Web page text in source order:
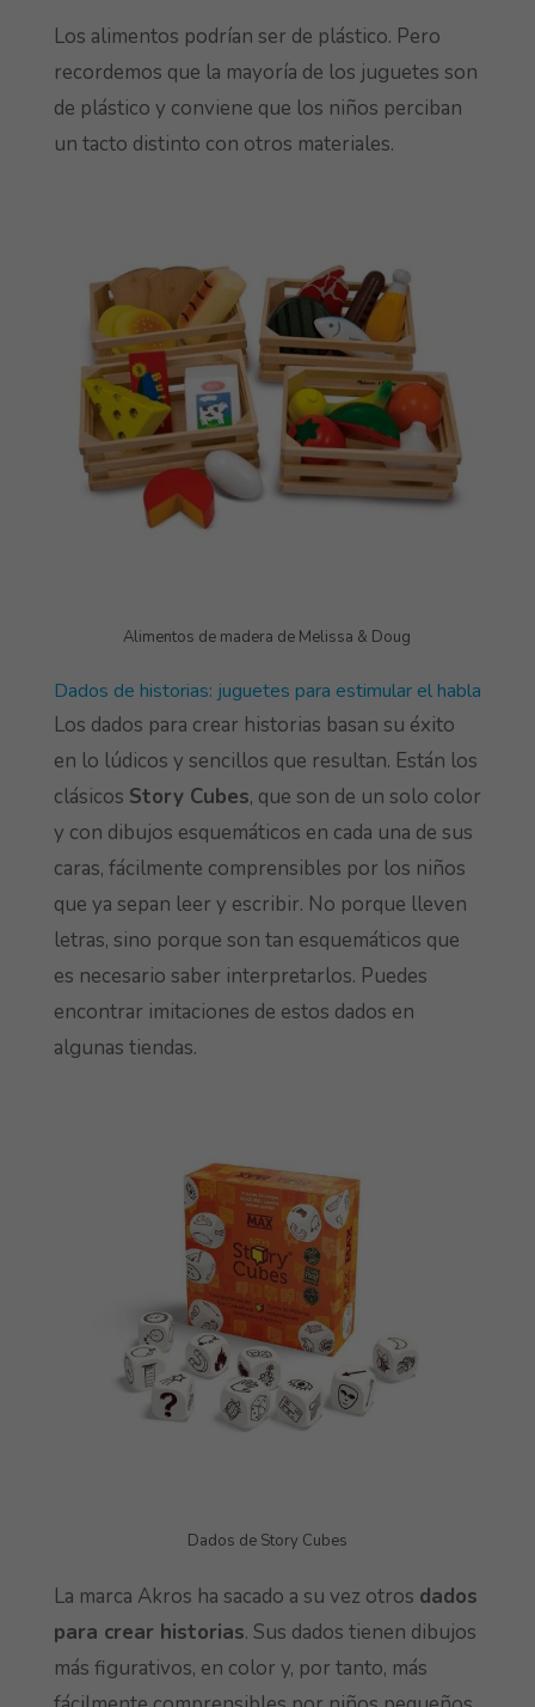
Los alimentos podrían ser de plástico. Pero
recordemos que la mayoría de los juguetes son
de plástico y conviene que los niños perciban
un tacto distinto con otros materiales.
Alimentos de madera de Melissa & Doug
Dados de historias: juguetes para estimular el habla
Los dados para crear historias basan su éxito
en lo lúdicos y sencillos que resultan. Están los
clásicos Story Cubes, que son de un solo color
y con dibujos esquemáticos en cada una de sus
caras, fácilmente comprensibles por los niños
que ya sepan leer y escribir. No porque lleven
letras, sino porque son tan esquemáticos que
es necesario saber interpretarlos. Puedes
encontrar imitaciones de estos dados en
algunas tiendas.
Dados de Story Cubes
La marca Akros ha sacado a su vez otros dados
para crear historias. Sus dados tienen dibujos
más figurativos, en color y, por tanto, más